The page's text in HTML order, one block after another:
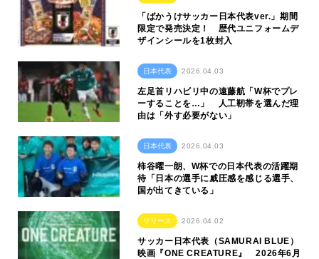
「ばかうけサッカー日本代表ver.」期間
限定で発売決定！ 歴代ユニフォームデ
ザインシールを1枚封入
日本代表 2026.04.03
左足首リハビリ中の遠藤航「W杯でプレ
ーすることを…」 人工靭帯を選んだ理
由は「外す必要がない」
日本代表 2026.04.03
柿谷曜一朗、W杯での日本代表の活躍期
待「日本の選手に威圧感を感じる選手、
国が出てきている」
リリース 2026.04.02
サッカー日本代表（SAMURAI BLUE）
映画『ONE CREATURE』 2026年6月